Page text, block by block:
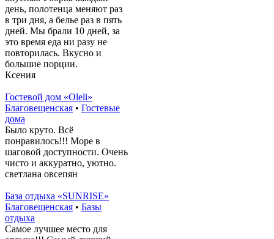
день, полотенца меняют раз
в три дня, а белье раз в пять
дней. Мы брали 10 дней, за
это время еда ни разу не
повторилась. Вкусно и
большие порции.
Ксения
Гостевой дом «Oleli»
Благовещенская • Гостевые
дома
Было круто. Всё
понравилось!!! Море в
шаговой доступности. Очень
чисто и аккуратно, уютно.
светлана овсепян
База отдыха «SUNRISE»
Благовещенская • Базы
отдыха
Самое лучшее место для